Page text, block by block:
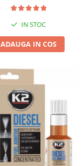
IN STOC
ADAUGA IN COS